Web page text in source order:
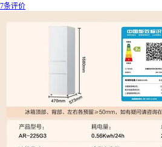
7条评价